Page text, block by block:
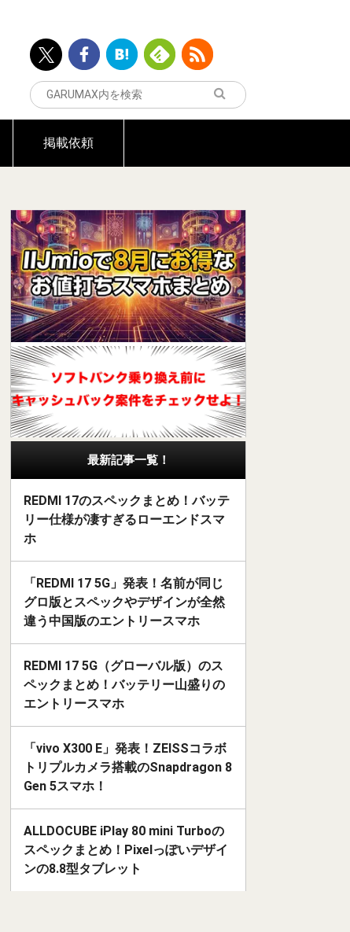
掲載依頼
最新記事一覧！
REDMI 17のスペックまとめ！バッテ
リー仕様が凄すぎるローエンドスマ
ホ
「REDMI 17 5G」発表！名前が同じ
グロ版とスペックやデザインが全然
違う中国版のエントリースマホ
REDMI 17 5G（グローバル版）のス
ペックまとめ！バッテリー山盛りの
エントリースマホ
「vivo X300 E」発表！ZEISSコラボ
トリプルカメラ搭載のSnapdragon 8
Gen 5スマホ！
ALLDOCUBE iPlay 80 mini Turboの
スペックまとめ！Pixelっぽいデザイ
ンの8.8型タブレット